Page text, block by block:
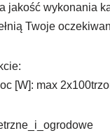
jakość wykonania
Twoje
[W]: max